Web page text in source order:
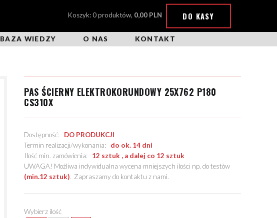
Koszyk: 0 produktów, 0,00 PLN DO KASY
BAZA WIEDZY O NAS KONTAKT
PAS ŚCIERNY ELEKTROKORUNDOWY 25X762 P180
CS310X
Dostępność: DO PRODUKCJI
Termin realizacji/wykonania: do ok. 14 dni
Ilość min. zamówienia: 12 sztuk , a dalej co 12 sztuk
UWAGA! Możliwa indywidualna wycena mniejszych ilości np. do testów
(min.12 sztuk). Zapraszamy do kontaktu z nami.
Wybierz ilość